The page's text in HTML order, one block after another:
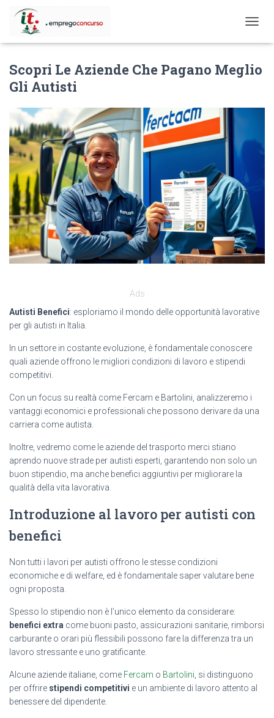
O
G
L
Scopri Le Aziende Che Pagano Meglio
Gli Autisti
Ads
Autisti Benefici: esploriamo il mondo delle opportunità lavorative
per gli autisti in Italia.
In un settore in costante evoluzione, è fondamentale conoscere
quali aziende offrono le migliori condizioni di lavoro e stipendi
competitivi.
Con un focus su realtà come Fercam e Bartolini, analizzeremo i
vantaggi economici e professionali che possono derivare da una
carriera come autista.
Inoltre, vedremo come le aziende del trasporto merci stiano
aprendo nuove strade per autisti esperti, garantendo non solo un
buon stipendio, ma anche benefici aggiuntivi per migliorare la
qualità della vita lavorativa.
Introduzione al lavoro per autisti con
benefici
Non tutti i lavori per autisti offrono le stesse condizioni
economiche e di welfare, ed è fondamentale saper valutare bene
ogni proposta.
Spesso lo stipendio non è l’unico elemento da considerare:
benefici extra come buoni pasto, assicurazioni sanitarie, rimborsi
carburante o orari più flessibili possono fare la differenza tra un
lavoro stressante e uno gratificante.
Alcune aziende italiane, come Fercam o Bartolini , si distinguono
per offrire stipendi competitivi e un ambiente di lavoro attento al
benessere del dipendente.